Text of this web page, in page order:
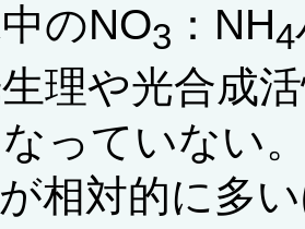
のNO3 ：NH4
理や光合成
っていない
が相対的に多